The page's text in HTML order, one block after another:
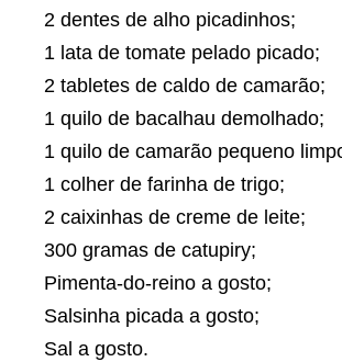
2 dentes de alho picadinhos;
1 lata de tomate pelado picado;
2 tabletes de caldo de camarão;
1 quilo de bacalhau demolhado;
1 quilo de camarão pequeno
1 colher de farinha de trigo;
2 caixinhas de creme de leite;
300 gramas de catupiry;
Pimenta-do-reino a gosto;
Salsinha picada a gosto;
Sal a gosto.